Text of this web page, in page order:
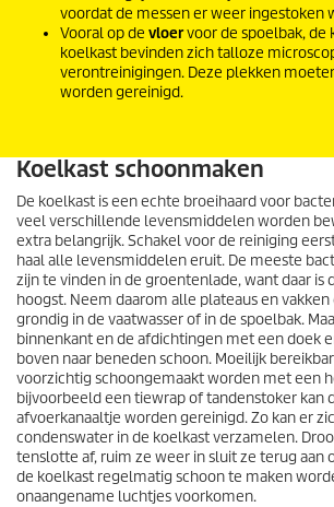
voordat de messen er weer ingestoken
Vooral op de vloervoor de spoelbak, de
koelkast bevinden zich talloze
verontreinigingen. Deze plekken
worden gereinigd.
Koelkast schoonmaken
De koelkast is een echte broeihaard voor
veel verschillende levensmiddelen worden
extra belangrijk. Schakel voor de reiniging
haal alle levensmiddelen eruit. De meeste
zijn te vinden in de groentenlade, want daar is
hoogst. Neem daarom alle plateaus en
grondig in de vaatwasser of in de spoelbak.
binnenkant en de afdichtingen met een doek
boven naar beneden schoon. Moeilijk
voorzichtig schoongemaakt worden met een
bijvoorbeeld een tiewrap of tandenstoker kan
afvoerkanaaltje worden gereinigd. Zo kan er
condenswater in de koelkast verzamelen.
tenslotte af, ruim ze weer in sluit ze terug aan
de koelkast regelmatig schoon te maken
onaangename luchtjes voorkomen.